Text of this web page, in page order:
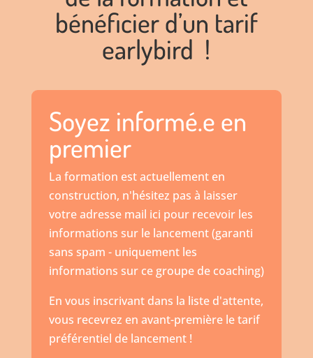
bénéficier d’un tarif
earlybird !
Soyez informé.e en
premier
La formation est actuellement en
construction, n'hésitez pas à laisser
votre adresse mail ici pour recevoir les
informations sur le lancement (garanti
sans spam - uniquement les
informations sur ce groupe de coaching)
En vous inscrivant dans la liste d'attente,
vous recevrez en avant-première le tarif
préférentiel de lancement !